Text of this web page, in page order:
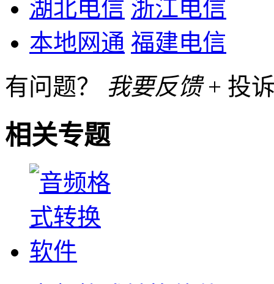
湖北电信 浙江电信
本地网通 福建电信
有问题？ 我要反馈+ 投
相关专题